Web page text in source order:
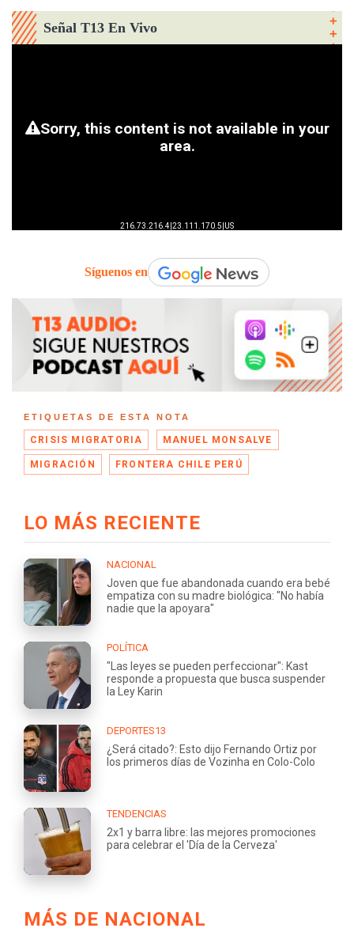
Señal T13 En Vivo
Síguenos en
ETIQUETAS DE ESTA NOTA
CRISIS MIGRATORIA MANUEL MONSALVE
MIGRACIÓN FRONTERA CHILE PERÚ
LO MÁS RECIENTE
NACIONAL
Joven que fue abandonada cuando era bebé
empatiza con su madre biológica: "No había
nadie que la apoyara"
POLÍTICA
"Las leyes se pueden perfeccionar": Kast
responde a propuesta que busca suspender
la Ley Karin
DEPORTES13
¿Será citado?: Esto dijo Fernando Ortiz por
los primeros días de Vozinha en Colo-Colo
TENDENCIAS
2x1 y barra libre: las mejores promociones
para celebrar el 'Día de la Cerveza'
MÁS DE NACIONAL